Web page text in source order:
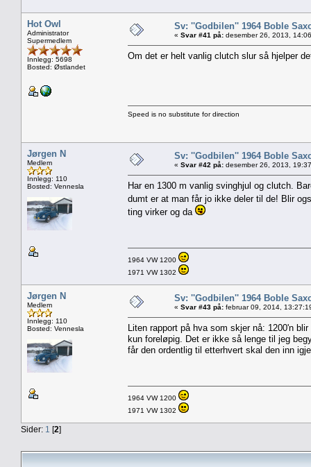
Hot Owl
Administrator
Supermedlem
Innlegg: 5698
Bosted: Østlandet
Sv: ''Godbilen'' 1964 Boble
« Svar #41 på: desember 26, 2013,
Om det er helt vanlig clutch slur så hjelper
Speed is no substitute for direction
Jørgen N
Medlem
Innlegg: 110
Bosted: Vennesla
Sv: ''Godbilen'' 1964 Boble
« Svar #42 på: desember 26, 2013,
Har en 1300 m vanlig svinghjul og clutch.
dumt er at man får jo ikke deler til de! Blir
ting virker og da
1964 VW 1200
1971 VW 1302
Jørgen N
Medlem
Innlegg: 110
Bosted: Vennesla
Sv: ''Godbilen'' 1964 Boble
« Svar #43 på: februar 09, 2014,
Liten rapport på hva som skjer nå: 1200'n
kun foreløpig. Det er ikke så lenge til jeg
får den ordentlig til etterhvert skal den inn
1964 VW 1200
1971 VW 1302
Sider: 1 [2]